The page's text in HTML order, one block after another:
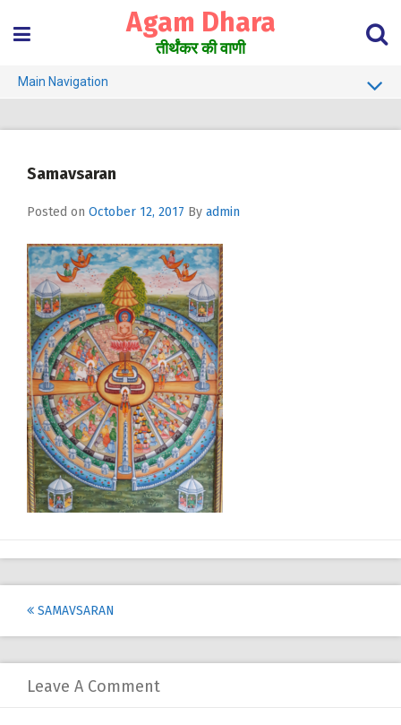
content
Agam Dhara
तीर्थंकर की वाणी
Main Navigation
Jain Darshan Dictionary
Samavsaran
Posted on October 12, 2017 By admin
Post
navigation
SAMAVSARAN
Leave A Comment